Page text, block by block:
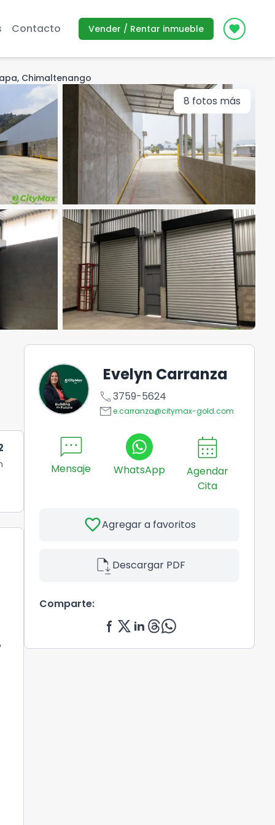
Contacto Vender / Rentar inmueble Icon
Chimaltenango
8 fotos más
Evelyn Carranza
call3759-5624
emaile.carranza@citymax-gold.com
sms
Mensaje WhatsApp
calendar_month
Agendar
Cita
favoriteAgregar a favoritos
file_saveDescargar PDF
Comparte: